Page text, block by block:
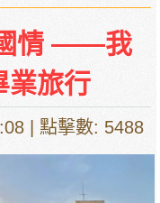
情 ——我
業旅行
| 點擊數: 5488